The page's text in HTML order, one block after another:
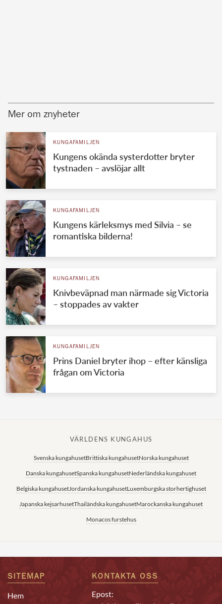
Mer om znyheter
KUNGAFAMILJEN
Kungens okända systerdotter bryter
tystnaden – avslöjar allt
KUNGAFAMILJEN
Kungens kärleksmys med Silvia – se
romantiska bilderna!
KUNGAFAMILJEN
Knivbeväpnad man närmade sig Victoria
– stoppades av vakter
KUNGAFAMILJEN
Prins Daniel bryter ihop – efter känsliga
frågan om Victoria
VÄRLDENS KUNGAHUS
Svenska kungahusetBrittiska kungahusetNorska kungahuset
Danska kungahusetSpanska kungahusetNederländska kungahuset
Belgiska kungahusetJordanska kungahusetLuxemburgska storhertighuset
Japanska kejsarhusetThailändska kungahusetMarockanska kungahuset
Monacos furstehus
SITEMAP
Hem
KONTAKTA OSS
Epost: